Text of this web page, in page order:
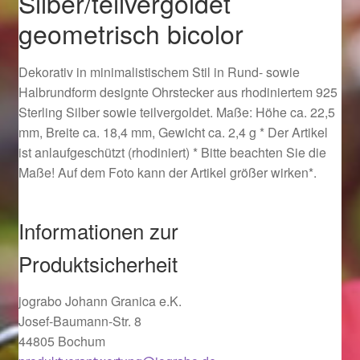
Ostergeschenke finden für Ostern 2019
Ostergeschenke finden für Ostern 2020
Ostergeschenke finden für Ostern 2021
Ostergeschenke finden für Ostern 2022
Shop
Startseite
Startseite
geometrisch bicolor
Dekorativ in minimalistischem Stil in Rund- sowie
Halbrundform designte Ohrstecker aus rhodiniertem 925
Sterling Silber sowie teilvergoldet. Maße: Höhe ca. 22,5
mm, Breite ca. 18,4 mm, Gewicht ca. 2,4 g * Der Artikel
ist anlaufgeschützt (rhodiniert) * Bitte beachten Sie die
Maße! Auf dem Foto kann der Artikel größer wirken*.
Informationen zur
Produktsicherheit
jograbo Johann Granica e.K.
Josef-Baumann-Str. 8
44805 Bochum